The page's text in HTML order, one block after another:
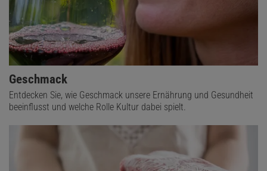
Geschmack
Entdecken Sie, wie Geschmack unsere Ernährung und Gesundheit
beeinflusst und welche Rolle Kultur dabei spielt.